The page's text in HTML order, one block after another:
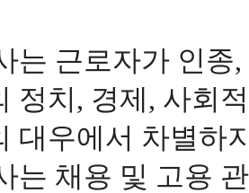
로자가 인종,
정치, 경제, 사회
대우에서 차별하
용 및 고용 관